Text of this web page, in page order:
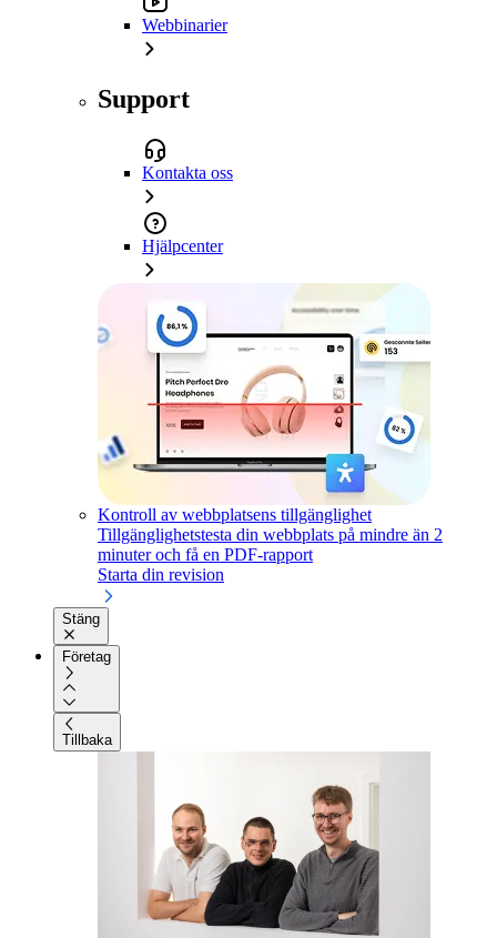
Webbinarier
Support
Kontakta oss
Hjälpcenter
Kontroll av webbplatsens tillgänglighet
Tillgänglighetstesta din webbplats på mindre än 2
minuter och få en PDF-rapport
Starta din revision
Stäng
Företag
Tillbaka